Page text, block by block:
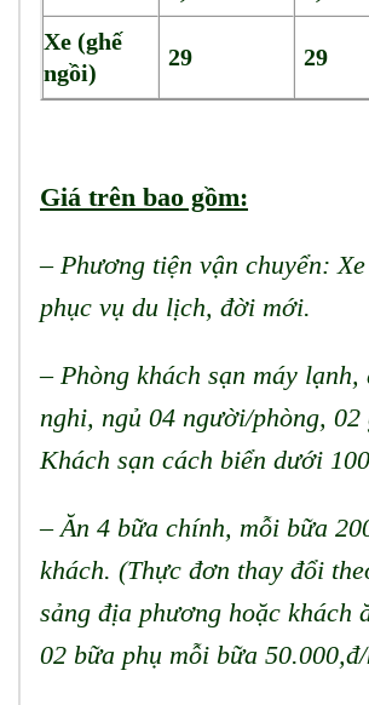
Xe (ghế
ngồi)
29 29
Giá trên bao gồm:
– Phương tiện vận chuyển:
phục vụ du lịch, đời mới.
– Phòng khách sạn máy lạnh,
nghi, ngủ 04 người/phòng, 02
Khách sạn cách biển dưới
– Ăn 4 bữa chính, mỗi bữa 20
khách. (Thực đơn thay đổi
sảng địa phương hoặc khách
02 bữa phụ mỗi bữa 50.